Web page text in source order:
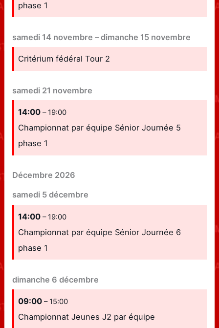
phase 1
samedi 14 novembre –dimanche 15 novembre
Critérium fédéral Tour 2
samedi 21 novembre
14:00– 19:00
Championnat par équipe Sénior Journée 5
phase 1
Décembre 2026
samedi 5 décembre
14:00– 19:00
Championnat par équipe Sénior Journée 6
phase 1
dimanche 6 décembre
09:00– 15:00
Championnat Jeunes J2 par équipe